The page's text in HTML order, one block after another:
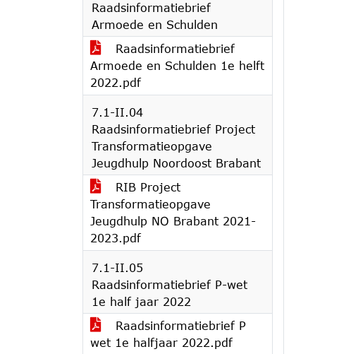
Raadsinformatiebrief
Armoede en Schulden
Raadsinformatiebrief
Armoede en Schulden 1e helft
2022.pdf
7.1-II.04
Raadsinformatiebrief Project
Transformatieopgave
Jeugdhulp Noordoost Brabant
RIB Project
Transformatieopgave
Jeugdhulp NO Brabant 2021-
2023.pdf
7.1-II.05
Raadsinformatiebrief P-wet
1e half jaar 2022
Raadsinformatiebrief P
wet 1e halfjaar 2022.pdf